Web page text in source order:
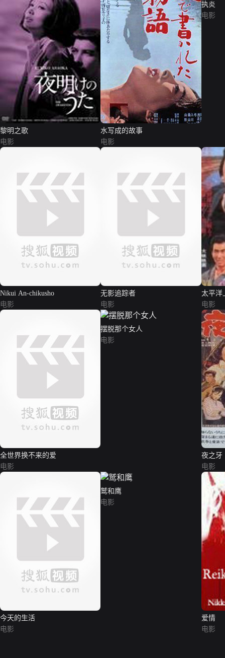
黎明之歌
电影
水写成的故事
电影
执炎
电影
Nikui An-chikusho
电影
无影追踪者
电影
太平洋
电影
全世界换不来的爱
电影
摆脱那个女人
电影
夜之牙
电影
今天的生活
电影
鹫和鹰
电影
爱情
电影